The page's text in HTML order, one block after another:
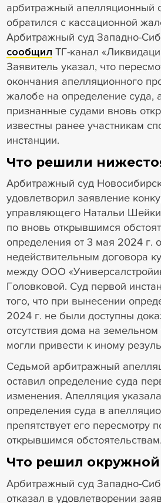
арбитражный апелляционный
обратился с кассационной
Арбитражный суд Западно-
сообщил ТГ-канал
Заявитель указал, что
окончания апелляционного
жалобе на определение суда,
признанные судами вновь
известны ранее участникам
инстанции.
Что решили
Арбитражный суд
удовлетворил заявление
управляющего Натальи
по вновь открывшимся
определения от 3 мая 2024 г.
недействительным договора
между ООО
Головковой. Суд первой
того, что при вынесении
2024 г. не были доступны
отсутствия дома на земельном
могли привести к иному
Седьмой арбитражный
оставил определение суда
изменения. Апелляция
определения суда в
препятствует его пересмотру
открывшимся обстоятельствам.
Что решил окружной
Арбитражный суд Западно-
отказал в удовлетворении